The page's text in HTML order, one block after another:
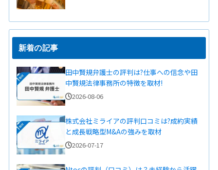
新着の記事
田中賢規弁護士の評判は?仕事への信念や田
中賢規法律事務所の特徴を取材!
2026-08-06
株式会社ミライアの評判口コミは?成約実績
と成長戦略型M&Aの強みを取材
2026-07-17